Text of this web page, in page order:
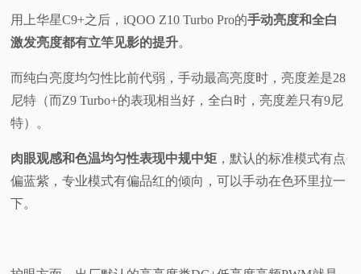
用上华星C9+之后，iQOO Z10 Turbo Pro的手动亮度和全白
激发亮度都有立竿见影的提升。
而纯白亮度均匀性比前代弱，手动最高亮度时，亮度差是28
尼特（而Z9 Turbo+的表现相当好，全白时，亮度差只有9尼
特）。
肉眼观感和色温均匀性表现中规中矩 ，默认的标准模式有点
偏蓝紫，专业模式有偏品红的倾向，可以手动在色环里拉一
下。